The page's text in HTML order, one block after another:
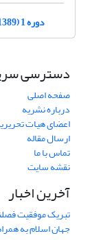
دوره 1 (1389)
دسترسی
صفحه اصلی
درباره نشریه
اعضای هیات
ارسال مقاله
تماس با ما
نقشه سایت
آخرین اخبار
تبریک موفقیت
جهان اسلام به